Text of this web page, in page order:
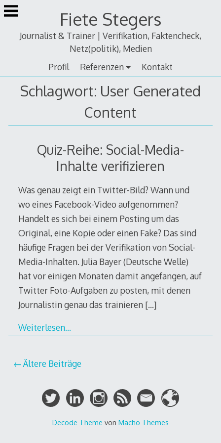
Zum
Inhalt
Fiete Stegers
Journalist & Trainer | Verifikation, Faktencheck,
Netz(politik), Medien
Profil
Referenzen Kontakt
Schlagwort: User Generated
Content
Quiz-Reihe: Social-Media-
Inhalte verifizieren
Was genau zeigt ein Twitter-Bild? Wann und
wo eines Facebook-Video aufgenommen?
Handelt es sich bei einem Posting um das
Original, eine Kopie oder einen Fake? Das sind
häufige Fragen bei der Verifikation von Social-
Media-Inhalten. Julia Bayer (Deutsche Welle)
hat vor einigen Monaten damit angefangen, auf
Twitter Foto-Aufgaben zu posten, mit denen
Journalistin genau das trainieren […]
Weiterlesen…
Beitragsnavigation
Ältere Beiträge
Decode Theme von Macho Themes